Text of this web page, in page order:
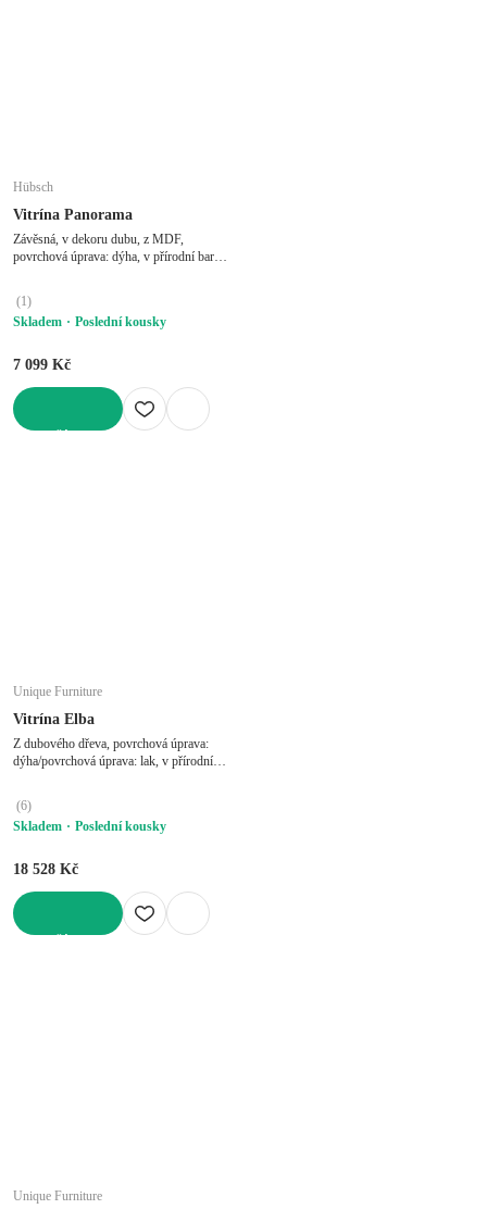
Hübsch
Vitrína Panorama
Závěsná, v dekoru dubu, z MDF,
povrchová úprava: dýha, v přírodní barvě,
(1)
Skladem
Poslední kousky
7 099 Kč
Unique Furniture
Vitrína Elba
Z dubového dřeva, povrchová úprava:
dýha/povrchová úprava: lak, v přírodní
(6)
Skladem
Poslední kousky
18 528 Kč
Unique Furniture